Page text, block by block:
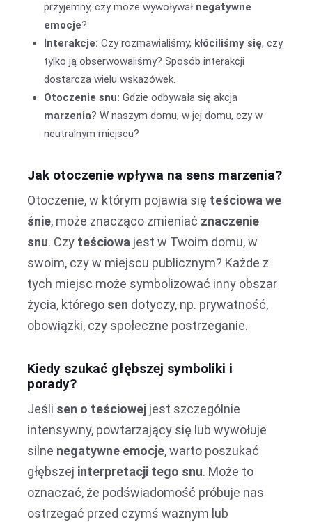
przyjemny, czy może wywoływał negatywne
emocje?
Interakcje: Czy rozmawialiśmy, kłóciliśmy się, czy
tylko ją obserwowaliśmy? Sposób interakcji
dostarcza wielu wskazówek.
Otoczenie snu: Gdzie odbywała się akcja
marzenia? W naszym domu, w jej domu, czy w
neutralnym miejscu?
Jak otoczenie wpływa na sens marzenia?
Otoczenie, w którym pojawia się teściowa we
śnie, może znacząco zmieniać znaczenie
snu. Czy teściowa jest w Twoim domu, w
swoim, czy w miejscu publicznym? Każde z
tych miejsc może symbolizować inny obszar
życia, którego sen dotyczy, np. prywatność,
obowiązki, czy społeczne postrzeganie.
Kiedy szukać głębszej symboliki i
porady?
Jeśli sen o teściowej jest szczególnie
intensywny, powtarzający się lub wywołuje
silne negatywne emocje, warto poszukać
głębszej interpretacji tego snu. Może to
oznaczać, że podświadomość próbuje nas
ostrzegać przed czymś ważnym lub